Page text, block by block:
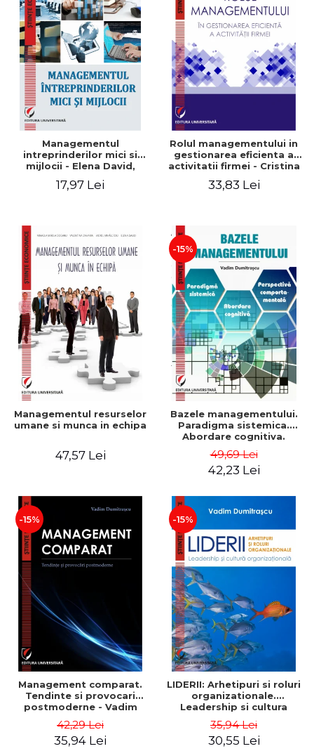
Managementul
intreprinderilor mici si
mijlocii - Elena David,
Roxana Carmen Ionescu,
17,97 Lei
Rolul managementului in
gestionarea eficienta a
activitatii firmei - Cristina
Gabriel Nastase, Mihaela-
33,83 Lei
Managementul resurselor
umane si munca in echipa
47,57 Lei
-15%
Bazele managementului.
Paradigma sistemica.
Abordare cognitiva.
comportamentala - Vadim
Dumitrascu
49,69 Lei
42,23 Lei
-15%
Management comparat.
Tendinte si provocari
postmoderne - Vadim
42,29 Lei
35,94 Lei
-15%
LIDERII: Arhetipuri si roluri
organizationale.
Leadership si cultura
Dumitrascu
35,94 Lei
30,55 Lei